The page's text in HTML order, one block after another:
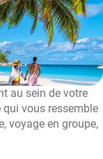
au sein de votre
qui vous ressemble
voyage en groupe,